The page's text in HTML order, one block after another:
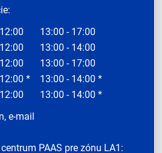
13:00 - 17:00
13:00 - 14:00
13:00 - 17:00
*
13:00 - 14:00 *
13:00 - 14:00 *
e-mail
PAAS pre zónu LA1: